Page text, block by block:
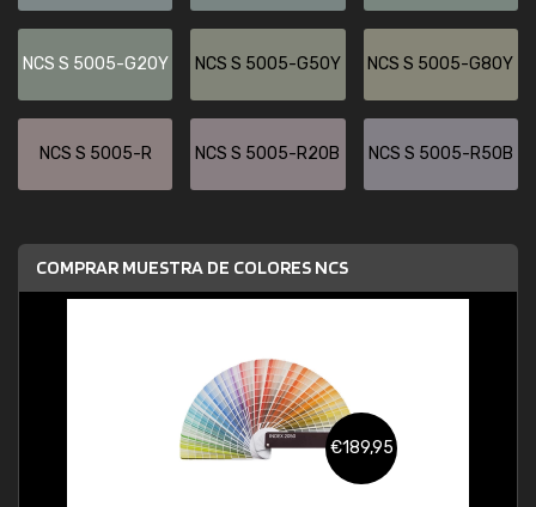
NCS S 5005-G20Y NCS S 5005-G50Y NCS S 5005-G80Y
NCS S 5005-R NCS S 5005-R20B NCS S 5005-R50B
COMPRAR MUESTRA DE COLORES NCS
€189,95